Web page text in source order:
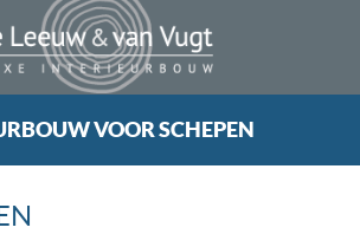
VOOR SCHEPEN